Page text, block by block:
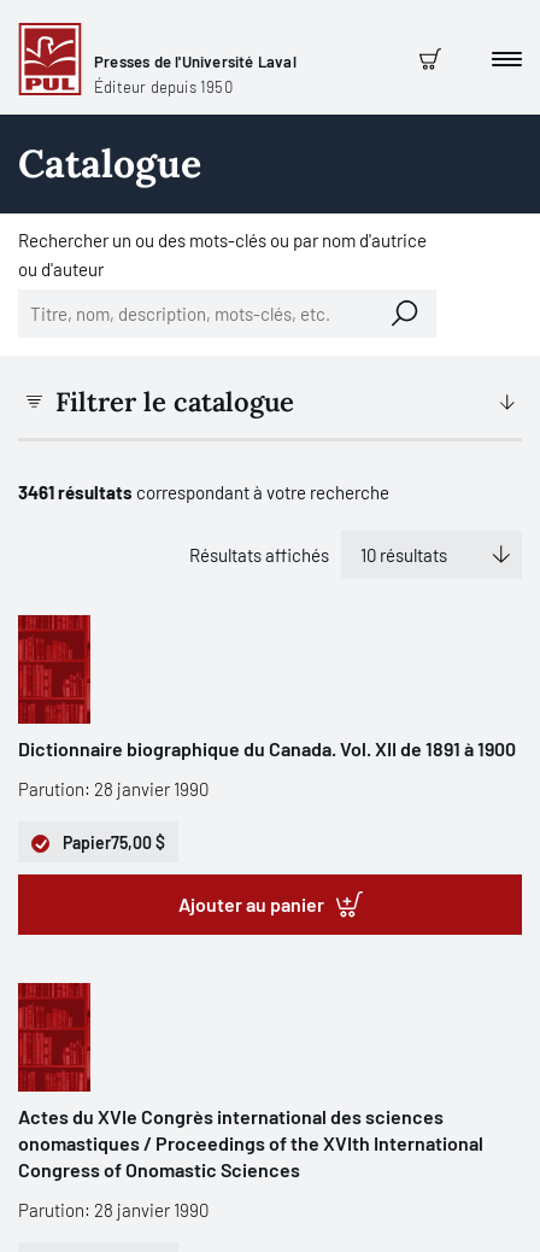
Presses de l'Université Laval
Éditeur depuis 1950
Panier
Catalogue
Rechercher un ou des mots-clés ou par nom d'autrice
ou d'auteur
Filtrer le catalogue
3461 résultats correspondant à votre recherche
Résultats affichés
Dictionnaire biographique du Canada. Vol. XII de 1891 à 1900
Parution: 28 janvier 1990
Papier75,00 $
Ajouter au panier
Actes du XVIe Congrès international des sciences
onomastiques / Proceedings of the XVIth International
Congress of Onomastic Sciences
Parution: 28 janvier 1990